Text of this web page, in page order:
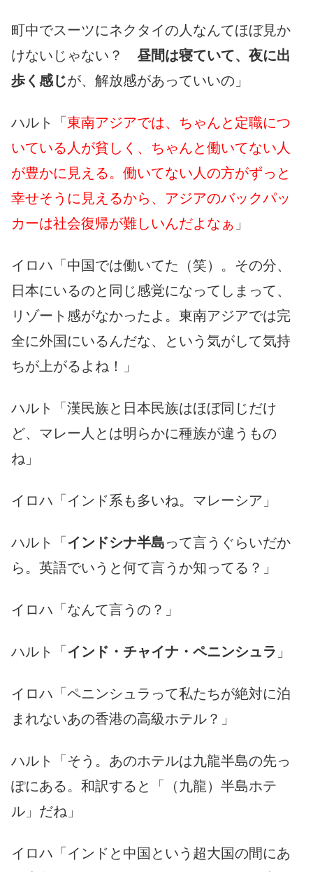
町中でスーツにネクタイの人なんてほぼ見か
けないじゃない？ 昼間は寝ていて、夜に出
歩く感じが、解放感があっていいの」
ハルト「 東南アジアでは、ちゃんと定職につ
いている人が貧しく、ちゃんと働いてない人
が豊かに見える。働いてない人の方がずっと
幸せそうに見えるから、アジアのバックパッ
カーは社会復帰が難しいんだよなぁ 」
イロハ「中国では働いてた（笑）。その分、
日本にいるのと同じ感覚になってしまって、
リゾート感がなかったよ。東南アジアでは完
全に外国にいるんだな、という気がして気持
ちが上がるよね！」
ハルト「漢民族と日本民族はほぼ同じだけ
ど、マレー人とは明らかに種族が違うもの
ね」
イロハ「インド系も多いね。マレーシア」
ハルト「 インドシナ半島って言うぐらいだか
ら。英語でいうと何て言うか知ってる？」
イロハ「なんて言うの？」
ハルト「 インド・チャイナ・ペニンシュラ 」
イロハ「ペニンシュラって私たちが絶対に泊
まれないあの香港の高級ホテル？」
ハルト「そう。あのホテルは九龍半島の先っ
ぽにある。和訳すると「（九龍）半島ホテ
ル」だね」
イロハ「インドと中国という超大国の間にあ